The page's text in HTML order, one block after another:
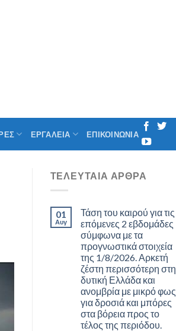
ΕΡΓΑΛΕΙΑ ΕΠΙΚΟΙΝΩΝΙΑ
ΤΕΛΕΥΤΑΊΑ ΆΡΘΡΑ
01
Αυγ
Τάση του καιρού για τις
επόμενες 2 εβδομάδες
σύμφωνα με τα
προγνωστικά στοιχεία
της 1/8/2026. Αρκετή
ζέστη περισσότερη στη
δυτική Ελλάδα και
ανομβρία με μικρό φως
για δροσιά και μπόρες
στα βόρεια προς το
τέλος της περιόδου.